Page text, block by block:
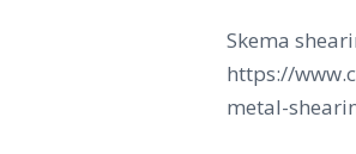
Skema
https://
metal-